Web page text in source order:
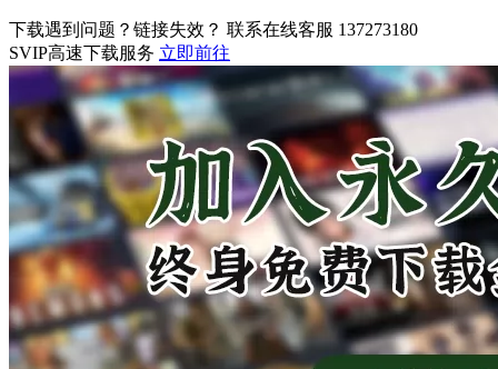
下载遇到问题？链接失效？ 联系在线客服 137273180
SVIP高速下载服务 立即前往